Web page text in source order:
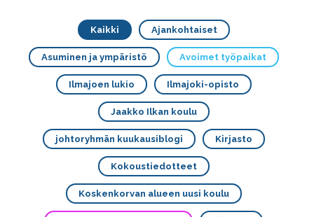
Kaikki Ajankohtaiset
Asuminen ja ympäristö Avoimet työpaikat
Ilmajoen lukio Ilmajoki-opisto
Jaakko Ilkan koulu
johtoryhmän kuukausiblogi Kirjasto
Kokoustiedotteet
Koskenkorvan alueen uusi koulu